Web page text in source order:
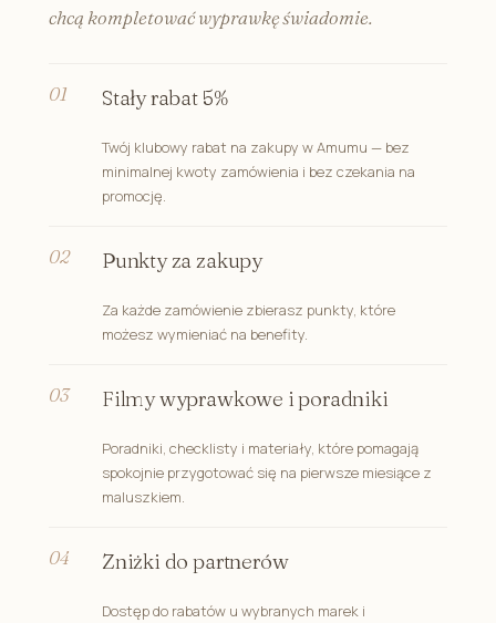
chcą kompletować wyprawkę świadomie.
Stały rabat 5%
Twój klubowy rabat na zakupy w Amumu — bez
minimalnej kwoty zamówienia i bez czekania na
promocję.
Punkty za zakupy
Za każde zamówienie zbierasz punkty, które
możesz wymieniać na benefity.
Filmy wyprawkowe i poradniki
Poradniki, checklisty i materiały, które pomagają
spokojnie przygotować się na pierwsze miesiące z
maluszkiem.
Zniżki do partnerów
Dostęp do rabatów u wybranych marek i